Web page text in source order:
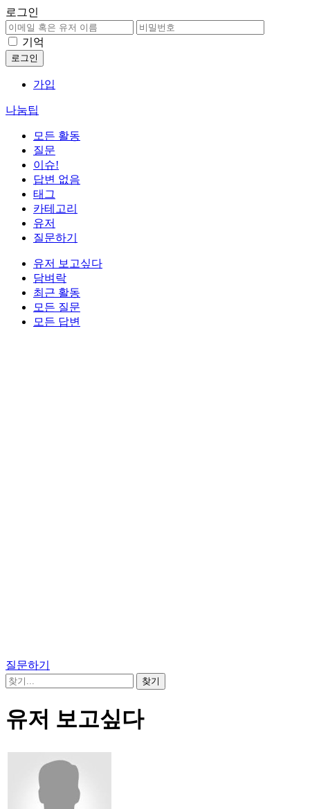
로그인
기억
가입
나눔팁
모든 활동
질문
이슈!
답변 없음
태그
카테고리
유저
질문하기
유저 보고싶다
담벼락
최근 활동
모든 질문
모든 답변
질문하기
유저 보고싶다